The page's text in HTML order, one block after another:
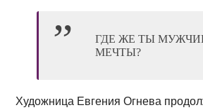
ГДЕ ЖЕ ТЫ
МЕЧТЫ?
Художница Евгения Огнева